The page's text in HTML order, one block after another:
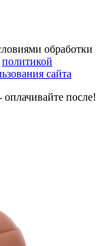
обработки
политикой
сайта
после!